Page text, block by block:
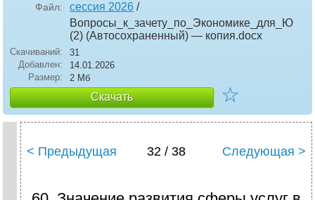
Файл: сессия 2026 /
Вопросы_к_зачету_по_Экономике_для_Ю
(2) (Автосохраненный) — копия.docx
Скачиваний:
31
Добавлен:
14.01.2026
Размер:
2 Мб
Скачать ☆
< Предыдущая 32 / 38 Следующая >